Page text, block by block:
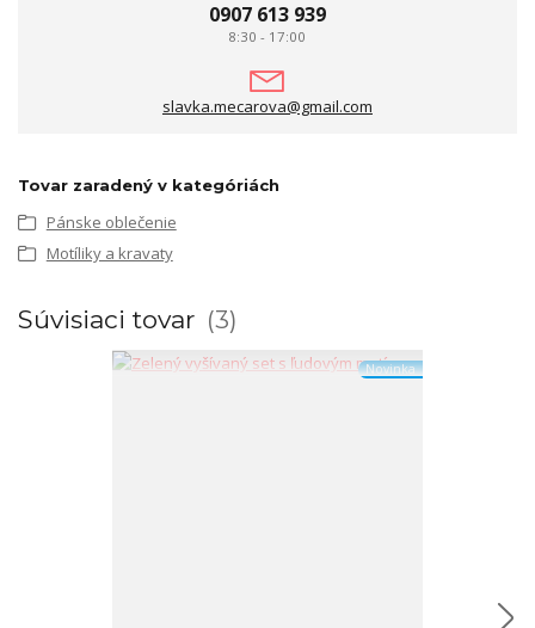
0907 613 939
8:30 - 17:00
slavka.mecarova@gmail.com
Tovar zaradený v kategóriách
Pánske oblečenie
Motíliky a kravaty
Súvisiaci tovar 3
Novinka